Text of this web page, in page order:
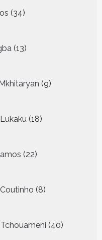
34
producten
13
producten
9
producten
18
producten
22
producten
8
producten
40
producten